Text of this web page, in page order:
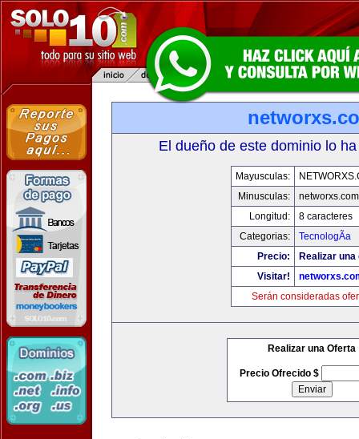
El dueño de este dominio lo
Mayusculas:
Minusculas:
networxs.com
Longitud:
8 caracteres
Categorias:
TecnologÃ­a
Precio:
Realizar
Visitar!
Serán consideradas
Realizar una Oferta
Precio Ofrecido $